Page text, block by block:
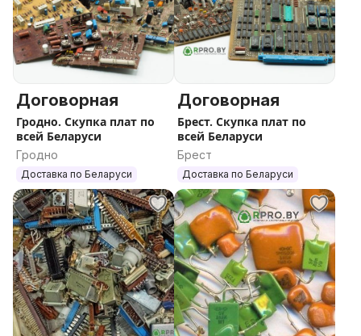
Договорная
Гродно. Скупка плат по
всей Беларуси
Гродно
Доставка по Беларуси
Договорная
Брест. Скупка плат по
всей Беларуси
Брест
Доставка по Беларуси